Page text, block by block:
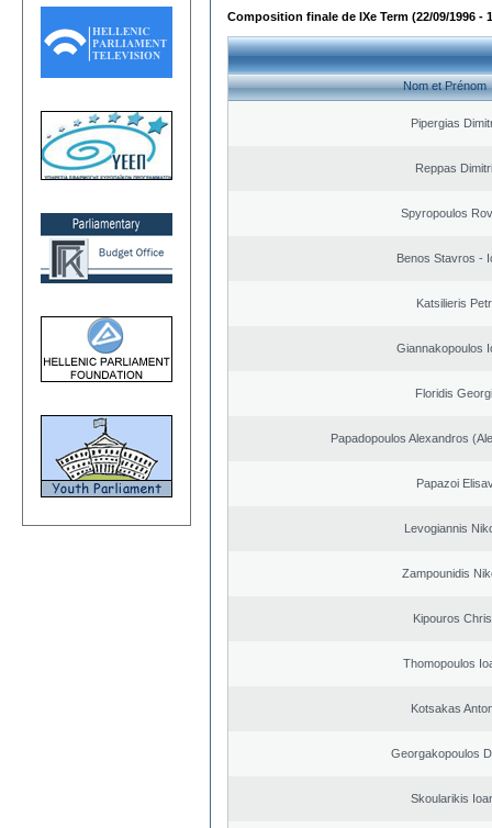
Composition finale de IXe Term (22/09/1996 -
Nom et Prénom
Pipergias
Reppas
Spyropoulos
Benos Stavros -
Katsilieris
Giannakopoulos
Floridis
Papadopoulos Alexandros
Papazoi
Levogiannis
Zampounidis
Kipouros
Thomopoulos
Kotsakas
Georgakopoulos
Skoularikis